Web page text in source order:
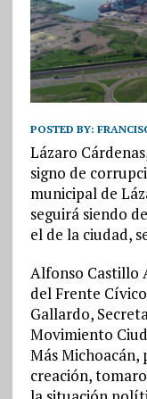
POSTED BY:
Lázaro
signo de
municipal de
seguirá siendo
el de la ciudad,
Alfonso Castillo
del Frente
Gallardo,
Movimiento
Más
creación,